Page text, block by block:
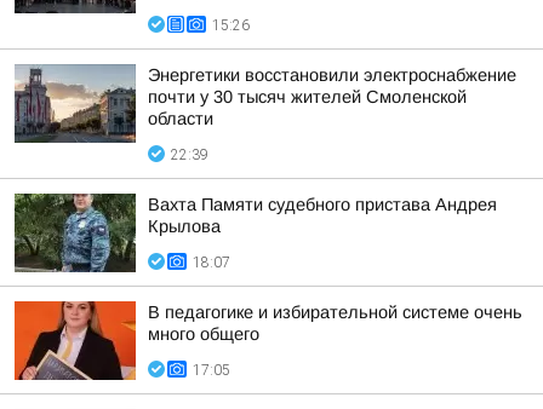
15:26
Энергетики восстановили электроснабжение
почти у 30 тысяч жителей Смоленской
области
22:39
Вахта Памяти судебного пристава Андрея
Крылова
18:07
В педагогике и избирательной системе очень
много общего
17:05